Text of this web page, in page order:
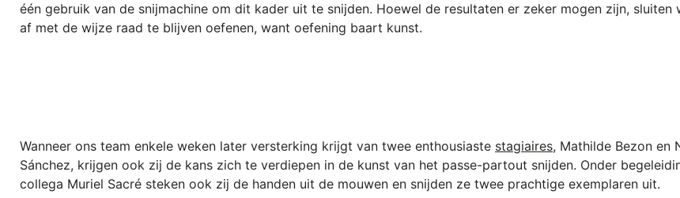
één gebruik van de snijmachine om dit kader uit te snijden. Hoewel de resultaten er zeker mogen zijn, sluiten
af met de wijze raad te blijven oefenen, want oefening baart kunst.
Wanneer ons team enkele weken later versterking krijgt van twee enthousiaste stagiaires, Mathilde Bezon en
Sánchez, krijgen ook zij de kans zich te verdiepen in de kunst van het passe-partout snijden. Onder
collega Muriel Sacré steken ook zij de handen uit de mouwen en snijden ze twee prachtige exemplaren uit.